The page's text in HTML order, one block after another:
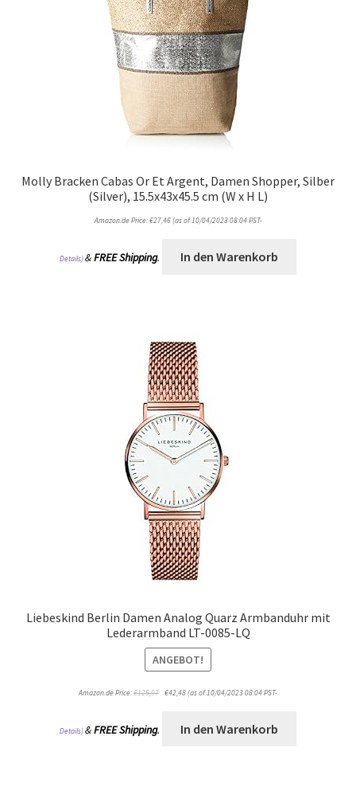
Molly Bracken Cabas Or Et Argent, Damen Shopper, Silber
(Silver), 15.5x43x45.5 cm (W x H L)
Amazon.de Price:€27,46(as of 10/04/2023 08:04 PST-
Details)&FREE Shipping. In den Warenkorb
Liebeskind Berlin Damen Analog Quarz Armbanduhr mit
Lederarmband LT-0085-LQ
ANGEBOT!
Amazon.de Price:€125,97 €42,48(as of 10/04/2023 08:04 PST-
Details)&FREE Shipping. In den Warenkorb